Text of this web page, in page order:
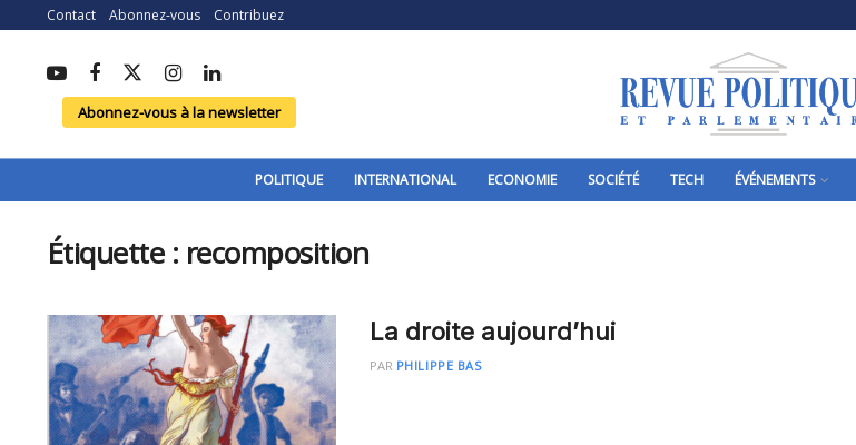
Contact Abonnez-vous Contribuez
Abonnez-vous à la newsletter
POLITIQUE INTERNATIONAL ECONOMIE SOCIÉTÉ TECH ÉVÉNEMENTS
Étiquette : recomposition
La droite aujourd’hui
PAR PHILIPPE BAS